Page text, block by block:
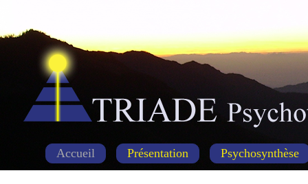
Accueil Présentation Psychosynthèse